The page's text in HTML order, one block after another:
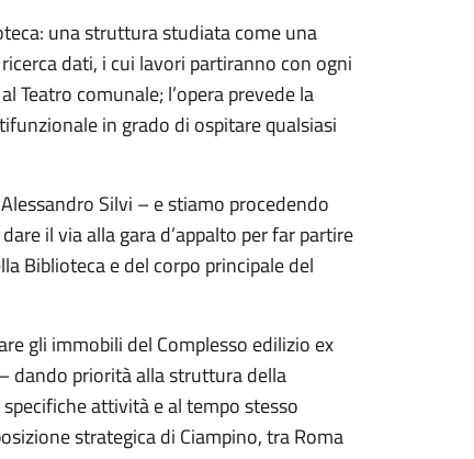
una struttura studiata come una
dati, i cui lavori partiranno con ogni
Teatro comunale; l’opera prevede la
in grado di ospitare qualsiasi
Silvi – e stiamo procedendo
il via alla gara d’appalto per far partire
Biblioteca e del corpo principale del
gli immobili del Complesso edilizio ex
dando priorità alla struttura della
attività e al tempo stesso
strategica di Ciampino, tra Roma